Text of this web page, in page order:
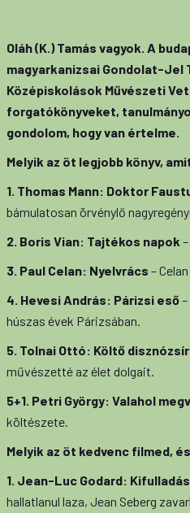
Oláh (K.) Tamás vagyok. A
magyarkanizsai Gondolat-Jel
Középiskolások Művészeti
forgatókönyveket,
gondolom, hogy van értelme.
Melyik az öt legjobb könyv,
1. Thomas Mann: Doktor
bámulatosan örvénylő
2. Boris Vian: Tajtékos napok
3. Paul Celan: Nyelvrács –
4. Hevesi András: Párizsi eső
húszas évek Párizsában.
5. Tolnai Ottó: Költő
művészetté az élet dolgait.
5+1. Petri György: Valahol
költészete.
Melyik az öt kedvenc filmed,
1. Jean-Luc Godard:
hallatlanul laza, Jean Seberg